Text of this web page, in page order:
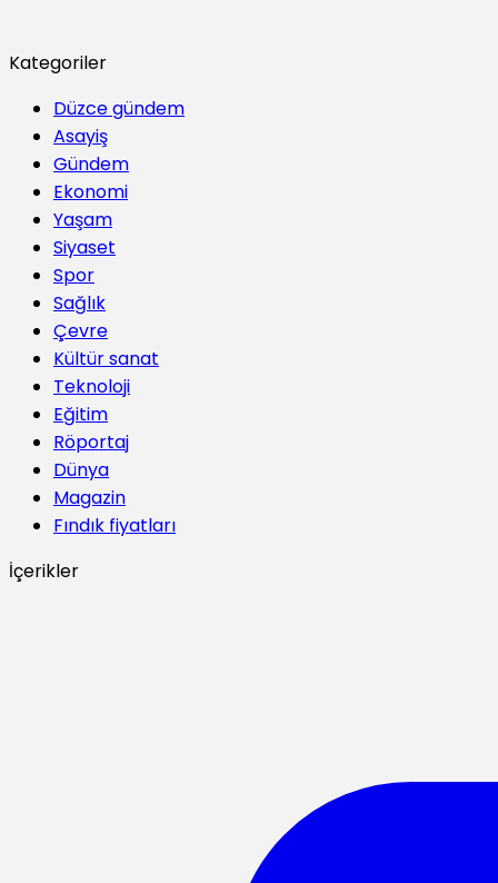
Kategoriler
Düzce gündem
Asayiş
Gündem
Ekonomi
Yaşam
Siyaset
Spor
Sağlık
Çevre
Kültür sanat
Teknoloji
Eğitim
Röportaj
Dünya
Magazin
Fındık fiyatları
İçerikler